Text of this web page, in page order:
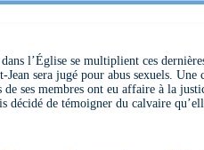
l’Église se multiplient ces
sera jugé pour abus sexuels. Une
ses membres ont eu affaire à la
de témoigner du calvaire